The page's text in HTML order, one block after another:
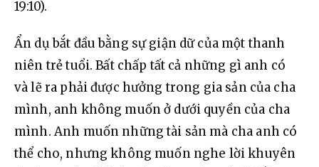
19:10).
Ẩn dụ bắt đầu bằng sự giận dữ của một thanh
niên trẻ tuổi. Bất chấp tất cả những gì anh có
và lẽ ra phải được hưởng trong gia sản của cha
mình, anh không muốn ở dưới quyền của cha
mình. Anh muốn những tài sản mà cha anh có
thể cho, nhưng không muốn nghe lời khuyên